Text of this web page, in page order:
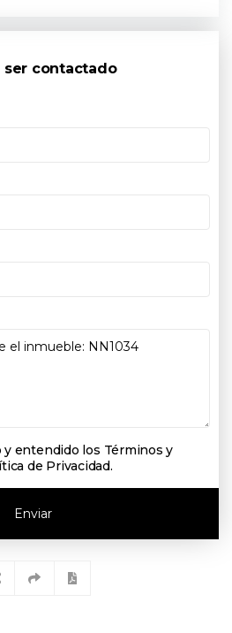
ser contactado
y entendido los Términos y
de Privacidad.
Enviar